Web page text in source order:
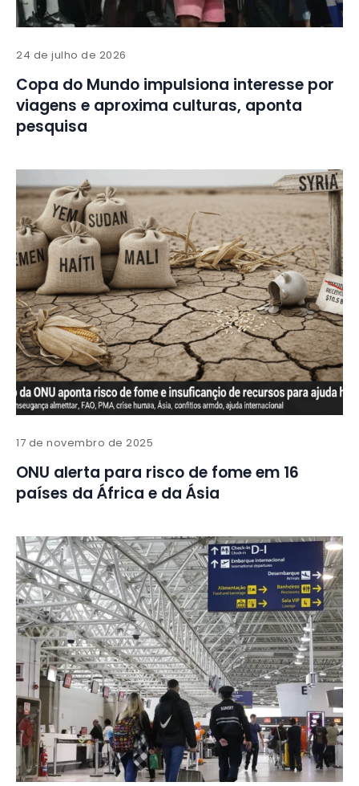
24 de julho de 2026
Copa do Mundo impulsiona interesse por
viagens e aproxima culturas, aponta
pesquisa
17 de novembro de 2025
ONU alerta para risco de fome em 16
países da África e da Ásia